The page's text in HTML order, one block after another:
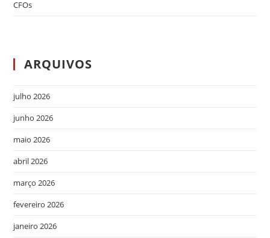
CFOs
ARQUIVOS
julho 2026
junho 2026
maio 2026
abril 2026
março 2026
fevereiro 2026
janeiro 2026